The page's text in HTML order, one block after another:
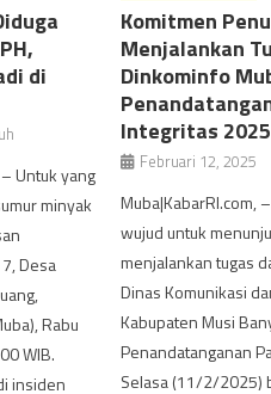
di
Untuk yang
minyak
Desa
Rabu
WIB.
insiden
Komitmen
Menjalankan
Dinkominfo
Integritas 2025
Februari 12, 2025
Muba|KabarRI.com,
wujud untuk
menjalankan tugas
Dinas Komunikasi
Kabupaten Musi
Penandatanganan
Selasa (11/2/2025)